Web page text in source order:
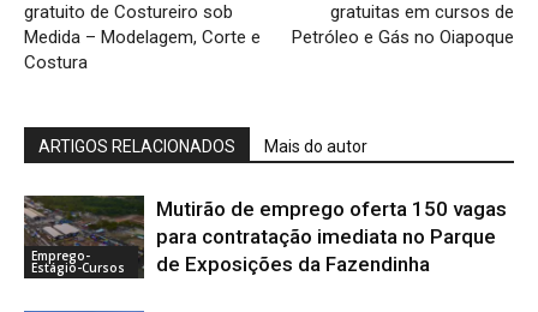
gratuito de Costureiro sob
Medida – Modelagem, Corte e
Costura
gratuitas em cursos de
Petróleo e Gás no Oiapoque
ARTIGOS RELACIONADOS Mais do autor
Emprego-
Estágio-Cursos
Mutirão de emprego oferta 150 vagas
para contratação imediata no Parque
de Exposições da Fazendinha